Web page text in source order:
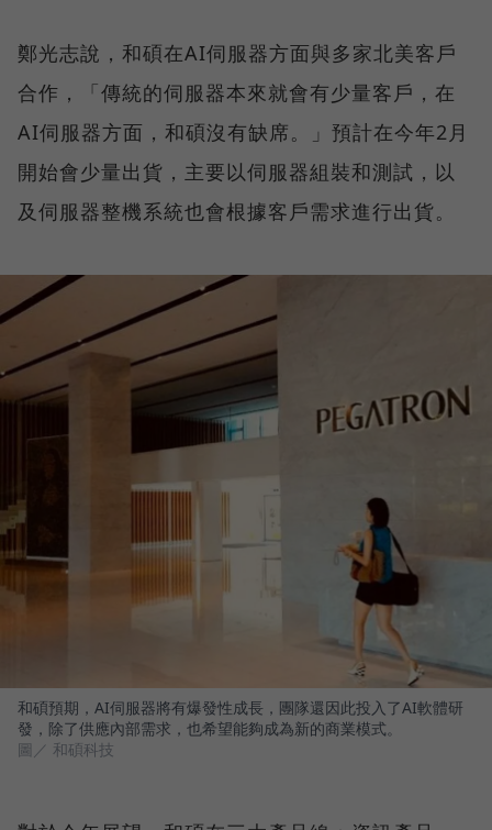
鄭光志說，和碩在AI伺服器方面與多家北美客戶
合作，「傳統的伺服器本來就會有少量客戶，在
AI伺服器方面，和碩沒有缺席。」預計在今年2月
開始會少量出貨，主要以伺服器組裝和測試，以
及伺服器整機系統也會根據客戶需求進行出貨。
和碩預期，AI伺服器將有爆發性成長，團隊還因此投入了AI軟體研
發，除了供應內部需求，也希望能夠成為新的商業模式。
圖／ 和碩科技